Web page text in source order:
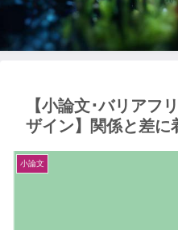
【小論文･バリアフ
ザイン】関係と差に
小論文